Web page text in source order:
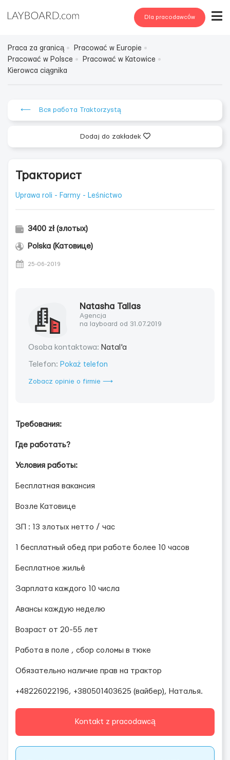
Dla pracodawców
Praca za granicą
Pracować w Europie
Pracować w Polsce
Pracować w Katowice
Kierowca ciągnika
⟵ Вся работа Traktorzystą
Dodaj do zakładek
Тракторист
Uprawa roli - Farmy - Leśnictwo
3400 zł (злотых)
Polska (Катовице)
25-06-2019
Natasha Tallas
Agencja
na layboard od 31.07.2019
Osoba kontaktowa: Natal'a
Telefon: Pokaż telefon
Zobacz opinie o firmie ⟶
Требования:
Где работать?
Условия работы:
Бесплатная вакансия
Возле Катовице
ЗП : 13 злотых нетто / час
1 бесплатный обед при работе более 10 часов
Бесплатное жильё
Зарплата каждого 10 числа
Авансы каждую неделю
Возраст от 20-55 лет
Работа в поле , сбор соломы в тюке
Обязательно наличие прав на трактор
+48226022196, +380501403625 (вайбер), Наталья.
Kontakt z pracodawcą